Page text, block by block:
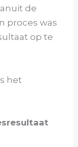
de
proces was
op te
het